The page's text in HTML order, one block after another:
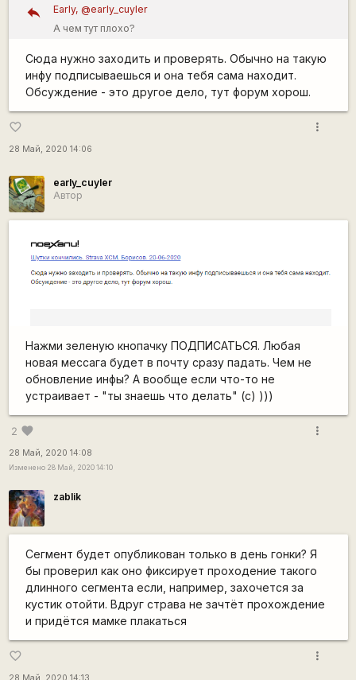
Early, @early_cuyler
А чем тут плохо?
Сюда нужно заходить и проверять. Обычно на такую
инфу подписываешься и она тебя сама находит.
Обсуждение - это другое дело, тут форум хорош.
favorite_border
28 Май, 2020 14:06
more_vert
early_cuyler
Автор
Нажми зеленую кнопачку ПОДПИСАТЬСЯ. Любая
новая мессага будет в почту сразу падать. Чем не
обновление инфы? А вообще если что-то не
устраивает - "ты знаешь что делать" (с) )))
2 favorite
28 Май, 2020 14:08
Изменено 28 Май, 2020 14:10
more_vert
zablik
Сегмент будет опубликован только в день гонки? Я
бы проверил как оно фиксирует проходение такого
длинного сегмента если, например, захочется за
кустик отойти. Вдруг страва не зачтёт прохождение
и придётся мамке плакаться
favorite_border more_vert